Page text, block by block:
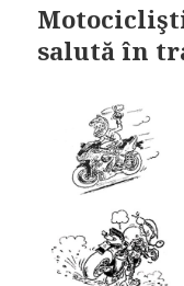
salută în